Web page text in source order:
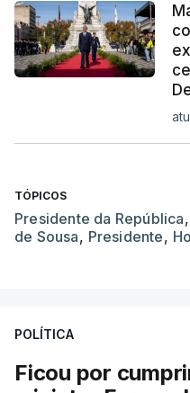
TÓPICOS
Presidente da República,
de Sousa, Presidente,
POLÍTICA
Ficou por